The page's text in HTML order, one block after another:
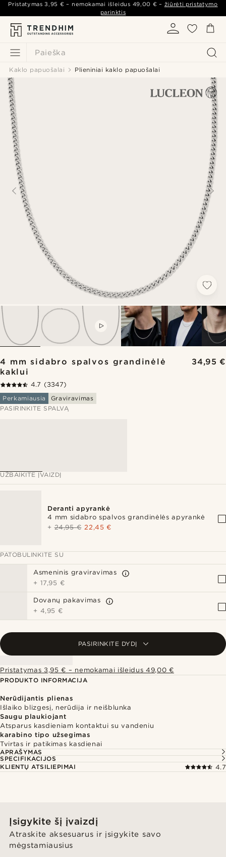
Paieška
Pristatymas3,95 € – nemokamai išleidus 49,00 € – žiūrėti pristatymo
parinktis
Kaklo papuošalai Plieniniai kaklo papuošalai
4 mm sidabro spalvos grandinėlė
kaklui
34,95 €
4.7 (3347)
Perkamiausia
Graviravimas
PASIRINKITE SPALVĄ
UŽBAIKITE ĮVAIZDĮ
Deranti apyrankė
4 mm sidabro spalvos grandinėlės apyrankė
+24,95 € 22,45 €
PATOBULINKITE SU
Asmeninis graviravimas
+ 17,95 €
Dovanų pakavimas
+ 4,95 €
PASIRINKITE DYDĮ
Pristatymas 3,95 € – nemokamai išleidus 49,00 €
PRODUKTO INFORMACIJA
Nerūdijantis plienas
Išlaiko blizgesį, nerūdija ir neišblunka
Saugu plaukiojant
Atsparus kasdieniam kontaktui su vandeniu
karabino tipo užsegimas
Tvirtas ir patikimas kasdienai
APRAŠYMAS
SPECIFIKACIJOS
KLIENTŲ ATSILIEPIMAI
4.7
Įsigykite šį įvaizdį
Atraskite aksesuarus ir įsigykite savo
mėgstamiausius